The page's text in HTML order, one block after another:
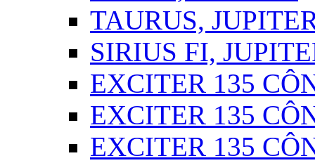
TAURUS,
SIRIUS FI,
EXCITER 135
EXCITER 135
EXCITER 135